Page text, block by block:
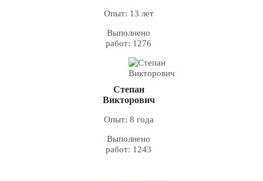
Опыт: 13 лет
Выполнено
работ: 1276
Степан
Викторович
Опыт: 8 года
Выполнено
работ: 1243